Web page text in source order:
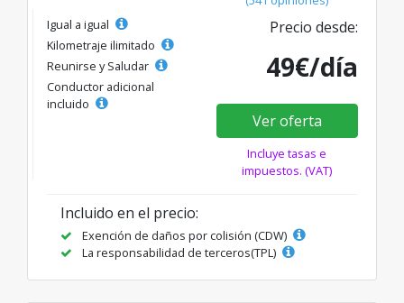
Igual a igual
Kilometraje ilimitado
Reunirse y Saludar
Conductor adicional
incluido
Precio desde:
49€/día
Ver oferta
Incluye tasas e
impuestos. (VAT)
Incluido en el precio:
Exención de daños por colisión (CDW)
La responsabilidad de terceros(TPL)